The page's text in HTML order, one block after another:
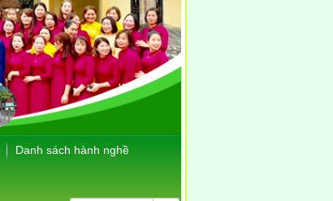
Danh sách hành nghề